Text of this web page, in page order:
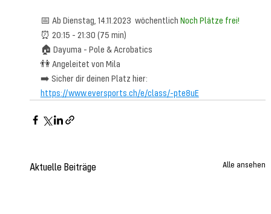
📅 Ab Dienstag, 14.11.2023  wöchentlich Noch Plätze frei!
⏰ 20:15 - 21:30 (75 min)
🏠 Dayuma - Pole & Acrobatics
👫 Angeleitet von Mila
➡️ Sicher dir deinen Platz hier:
https://www.eversports.ch/e/class/-pte8uE
Aktuelle Beiträge Alle ansehen